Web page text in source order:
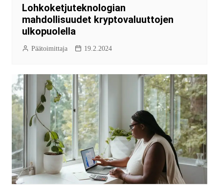
Lohkoketjuteknologian
mahdollisuudet kryptovaluuttojen
ulkopuolella
Päätoimittaja 19.2.2024